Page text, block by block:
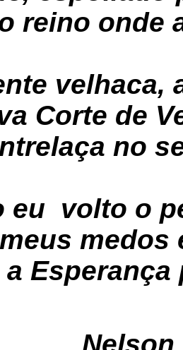
reino onde
velhaca,
Corte de
no
eu volto o
medos
Nelson